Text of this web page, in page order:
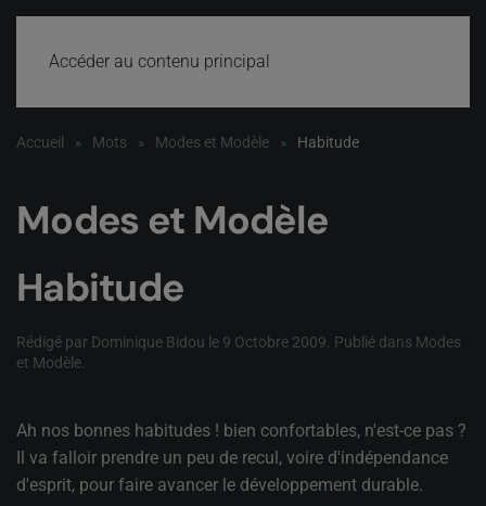
Accéder au contenu principal
Accueil Mots Modes et Modèle Habitude
Modes et Modèle
Habitude
Rédigé par Dominique Bidou le 9 Octobre 2009 . Publié dans Modes
et Modèle
Ah nos bonnes habitudes ! bien confortables, n'est-ce pas ?
Il va falloir prendre un peu de recul, voire d'indépendance
d'esprit, pour faire avancer le développement durable.